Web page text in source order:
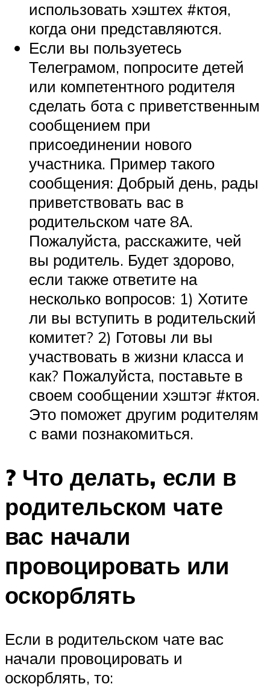
использовать хэштех #ктоя,
когда они представляются.
Если вы пользуетесь
Телеграмом, попросите детей
или компетентного родителя
сделать бота с приветственным
сообщением при
присоединении нового
участника. Пример такого
сообщения: Добрый день, рады
приветствовать вас в
родительском чате 8А.
Пожалуйста, расскажите, чей
вы родитель. Будет здорово,
если также ответите на
несколько вопросов: 1) Хотите
ли вы вступить в родительский
комитет? 2) Готовы ли вы
участвовать в жизни класса и
как? Пожалуйста, поставьте в
своем сообщении хэштэг #ктоя.
Это поможет другим родителям
с вами познакомиться.
? Что делать, если в
родительском чате
вас начали
провоцировать или
оскорблять
Если в родительском чате вас
начали провоцировать и
оскорблять, то: